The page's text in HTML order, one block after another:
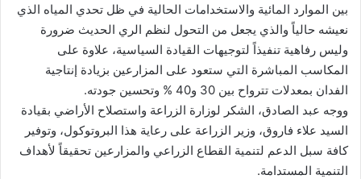
بين الموارد المائية والاستخدامات الحالية في ظل تحدي المياه الذي
نعيشه حالياً والذي يجعل من التحول لنظم الري الحديث ضرورة
وليس رفاهية تنفيذاً لتوجيهات القيادة السياسية، علاوة على
المكاسب المباشرة التي ستعود على المزارعين بزيادة إنتاجية
الفدان بمعدلات تترواح بين 30 و40 % وتحسين جودته.
ووجه عبد الصادق، الشكر لوزارة الزراعة واستصلاح الأراضي بقيادة
السيد علاء فاروق، وزير الزراعة على رعاية هذا البروتوكول، وتوفير
كافة سبل الدعم لتنمية القطاع الزراعي والمزارعين تحقيقاً لأهداف
التنمية المستدامة.